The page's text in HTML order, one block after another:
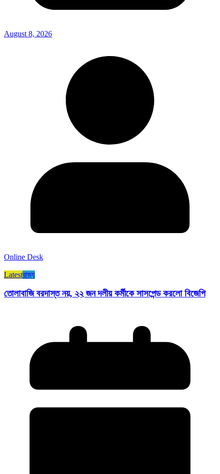
August 8, 2026
Online Desk
Latestরাজ্য​
তোলাবাজি বরদাস্ত নয়, ২২ জন দলীয় কর্মীকে সাসপেন্ড করলো বিজেপি